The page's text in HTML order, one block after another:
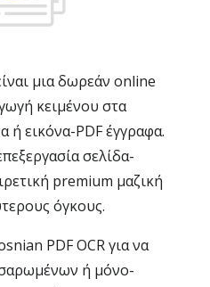
μια δωρεάν online
κειμένου στα
εικόνα-PDF έγγραφα.
σελίδα-
premium μαζική
όγκους.
PDF OCR για να
σαρωμένων ή μόνο-